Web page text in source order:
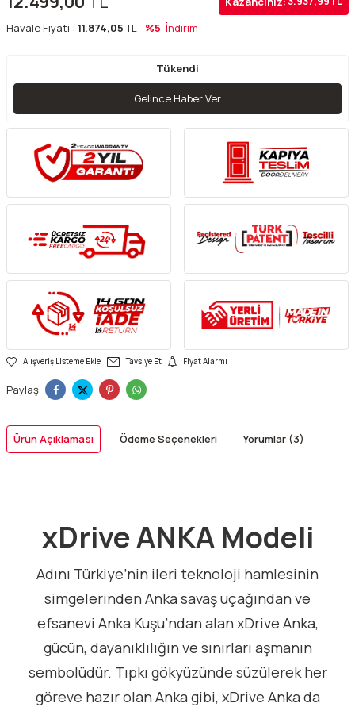
Havale Fiyatı : 11.874,05TL %5 İndirim
Tükendi
Gelince Haber Ver
Alışveriş Listeme Ekle Tavsiye Et Fiyat Alarmı
Paylaş
Ürün Açıklaması Ödeme Seçenekleri Yorumlar (3)
xDrive ANKA Modeli
Adını Türkiye’nin ileri teknoloji hamlesinin
simgelerinden Anka savaş uçağından ve
efsanevi Anka Kuşu’ndan alan xDrive Anka,
gücün, dayanıklılığın ve sınırları aşmanın
sembolüdür. Tıpkı gökyüzünde süzülerek her
göreve hazır olan Anka gibi, xDrive Anka da